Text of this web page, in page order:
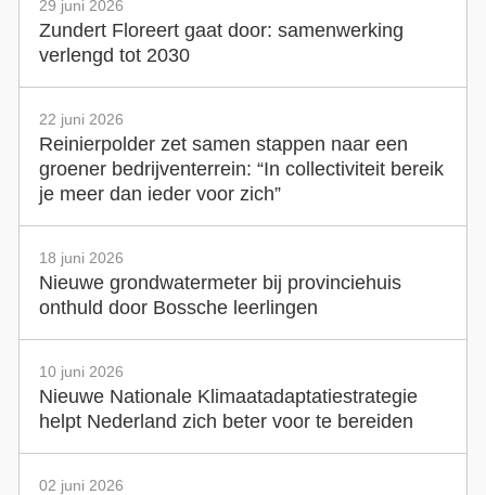
29 juni 2026
Zundert Floreert gaat door: samenwerking
verlengd tot 2030
22 juni 2026
Reinierpolder zet samen stappen naar een
groener bedrijventerrein: “In collectiviteit bereik
je meer dan ieder voor zich”
18 juni 2026
Nieuwe grondwatermeter bij provinciehuis
onthuld door Bossche leerlingen
10 juni 2026
Nieuwe Nationale Klimaatadaptatiestrategie
helpt Nederland zich beter voor te bereiden
02 juni 2026